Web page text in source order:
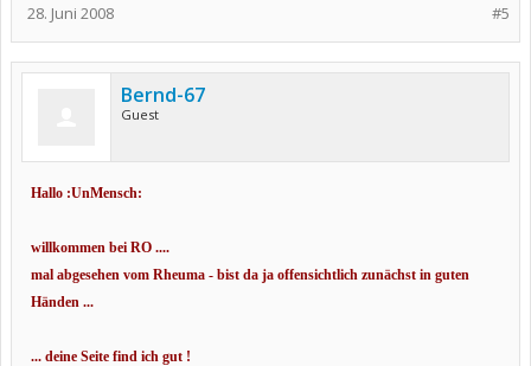
#5
28. Juni 2008
Bernd-67
Guest
Hallo :UnMensch:
willkommen bei RO ....
mal abgesehen vom Rheuma - bist da ja offensichtlich zunächst in guten
Händen ...
... deine Seite find ich gut !